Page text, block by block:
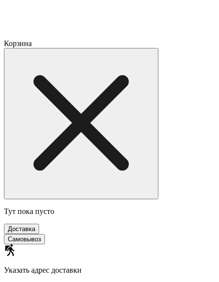
Корзина
Тут пока пусто
Доставка
Самовывоз
Указать адрес доставки